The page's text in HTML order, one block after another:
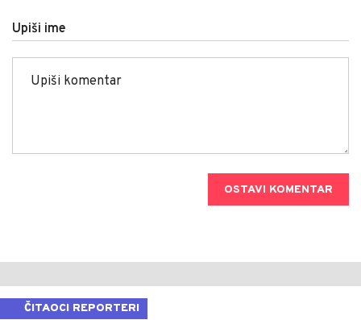
Upiši ime
OSTAVI KOMENTAR
ČITAOCI REPORTERI